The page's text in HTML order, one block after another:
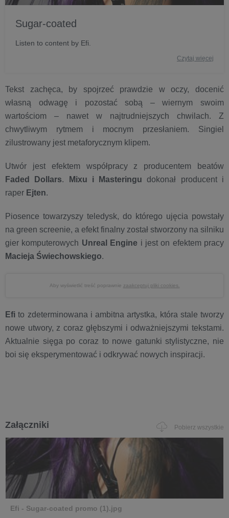
Sugar-coated
Listen to content by Efi.
Czytaj więcej
Tekst zachęca, by spojrzeć prawdzie w oczy, docenić
własną odwagę i pozostać sobą – wiernym swoim
wartościom – nawet w najtrudniejszych chwilach. Z
chwytliwym rytmem i mocnym przesłaniem. Singiel
zilustrowany jest metaforycznym klipem.
Utwór jest efektem współpracy z producentem beatów
Faded Dollars. Mixu i Masteringu dokonał producent i
raper Ejten.
Piosence towarzyszy teledysk, do którego ujęcia powstały
na green screenie, a efekt finalny został stworzony na silniku
gier komputerowych Unreal Engine i jest on efektem pracy
Macieja Świechowskiego.
Aby wyświetlić treść poprawnie zaakceptuj pliki cookies.
Efi to zdeterminowana i ambitna artystka, która stale tworzy
nowe utwory, z coraz głębszymi i odważniejszymi tekstami.
Aktualnie sięga po coraz to nowe gatunki stylistyczne, nie
boi się eksperymentować i odkrywać nowych inspiracji.
Załączniki Pobierz wszystkie
Efi - Sugar-coated promo (1).jpg